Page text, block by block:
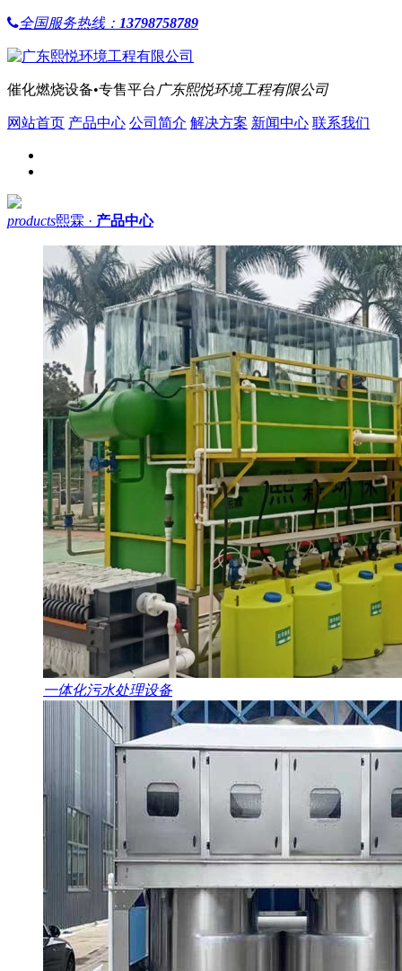
全国服务热线： 13798758789
催化燃烧设备•专售平台 广东熙悦环境工程有限公司
网站首页 产品中心 公司简介 解决方案 新闻中心 联系我们
products熙霖 · 产品中心
一体化污水处理设备